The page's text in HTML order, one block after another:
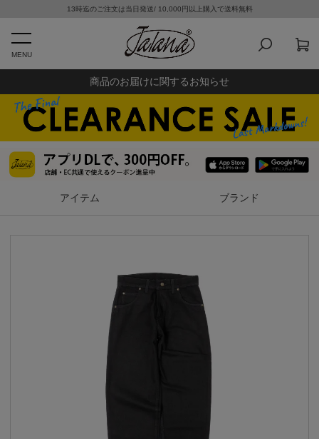
13時迄のご注文は当日発送/ 10,000円以上購入で送料無料
MENU
商品のお届けに関するお知らせ
アイテム ブランド